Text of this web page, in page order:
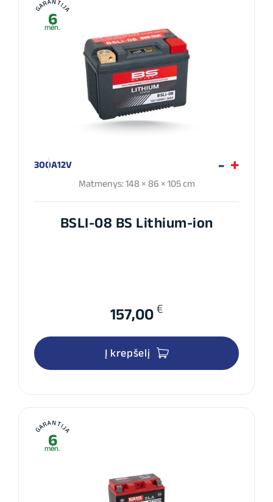
GARANTIJA
6
mėn.
300A12V
Matmenys: 148 × 86 × 105 cm
BSLI-08 BS Lithium-ion
157,00 €
Į krepšelį
GARANTIJA
6
mėn.